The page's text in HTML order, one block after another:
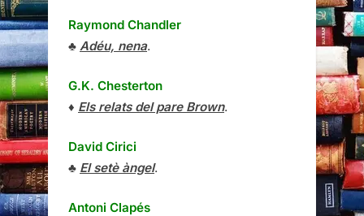
Raymond Chandler
♣ Adéu, nena.
G.K. Chesterton
♦ Els relats del pare Brown.
David Cirici
♣ El setè àngel.
Antoni Clapés